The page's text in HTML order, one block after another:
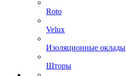
Roto
Velux
Изоляционные оклады
Шторы